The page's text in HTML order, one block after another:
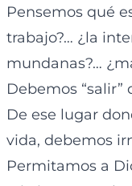
Pensemos qué
trabajo?… ¿la
mundanas?…
Debemos
De ese lugar
vida, debemos
Permitamos a